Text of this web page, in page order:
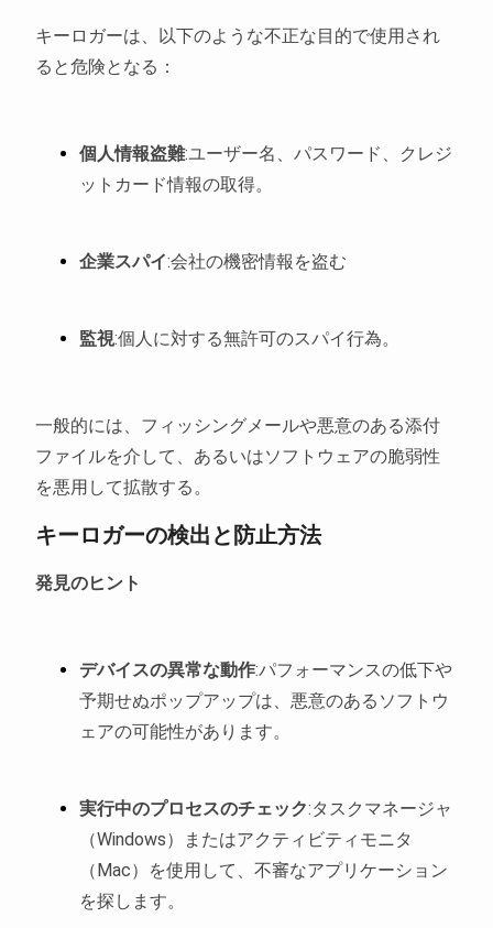
キーロガーは、以下のような不正な目的で使用され
ると危険となる：
個人情報盗難:ユーザー名、パスワード、クレジ
ットカード情報の取得。
企業スパイ:会社の機密情報を盗む
監視:個人に対する無許可のスパイ行為。
一般的には、フィッシングメールや悪意のある添付
ファイルを介して、あるいはソフトウェアの脆弱性
を悪用して拡散する。
キーロガーの検出と防止方法
発見のヒント
デバイスの異常な動作:パフォーマンスの低下や
予期せぬポップアップは、悪意のあるソフトウ
ェアの可能性があります。
実行中のプロセスのチェック:タスクマネージャ
（Windows）またはアクティビティモニタ
（Mac）を使用して、不審なアプリケーション
を探します。